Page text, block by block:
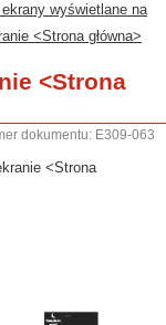
wyświetlane na
<Strona główna>
<Strona
dokumentu: E309-063
<Strona